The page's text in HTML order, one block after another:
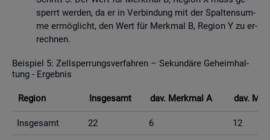
sperrt wer­den, da er in Ver­bin­dung mit der Spal­ten­sum­
me er­mög­licht, den Wert für Merk­mal B, Re­gi­on Y zu er­
rech­nen.
Bei­spiel 5: Zell­sper­rungs­ver­fah­ren – Se­kun­dä­re Ge­heim­hal­
tung - Er­geb­nis
Re­gi­on Ins­ge­samt dav. Merk­mal A dav.
Ins­ge­samt 22 6 12